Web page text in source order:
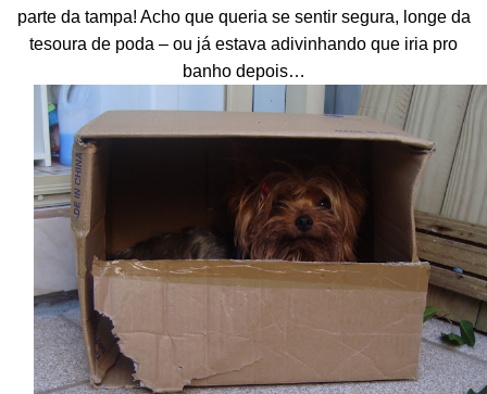
parte da tampa! Acho que queria se sentir segura, longe da
tesoura de poda – ou já estava adivinhando que iria pro
banho depois…